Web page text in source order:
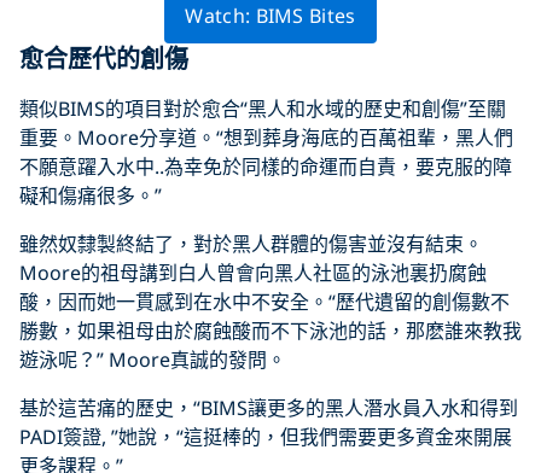
Watch: BIMS Bites
愈合歷代的創傷
類似BIMS的項目對於愈合“黑人和水域的歷史和創傷”至關
重要。Moore分享道。“想到葬身海底的百萬祖輩，黑人們
不願意躍入水中..為幸免於同樣的命運而自責，要克服的障
礙和傷痛很多。”
雖然奴隸製終結了，對於黑人群體的傷害並沒有結束。
Moore的祖母講到白人曾會向黑人社區的泳池裏扔腐蝕
酸，因而她一貫感到在水中不安全。“歷代遺留的創傷數不
勝數，如果祖母由於腐蝕酸而不下泳池的話，那麽誰來教我
遊泳呢？” Moore真誠的發問。
基於這苦痛的歷史，“BIMS讓更多的黑人潛水員入水和得到
PADI簽證, ”她說，“這挺棒的，但我們需要更多資金來開展
更多課程。”